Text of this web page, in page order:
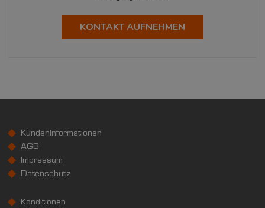
KONTAKT AUFNEHMEN
KundenInformationen
AGB
Impressum
Datenschutz
Konditionen